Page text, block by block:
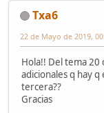
Txa6
22 de Mayo de 2019,
Hola!! Del tema 20
adicionales q hay
tercera??
Gracias